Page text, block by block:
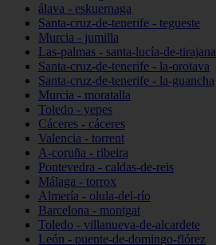
álava - eskuernaga
Santa-cruz-de-tenerife - tegueste
Murcia - jumilla
Las-palmas - santa-lucía-de-tirajana
Santa-cruz-de-tenerife - la-orotava
Santa-cruz-de-tenerife - la-guancha
Murcia - moratalla
Toledo - yepes
Cáceres - cáceres
Valencia - torrent
A-coruña - ribeira
Pontevedra - caldas-de-reis
Málaga - torrox
Almería - olula-del-río
Barcelona - montgat
Toledo - villanueva-de-alcardete
León - puente-de-domingo-flórez